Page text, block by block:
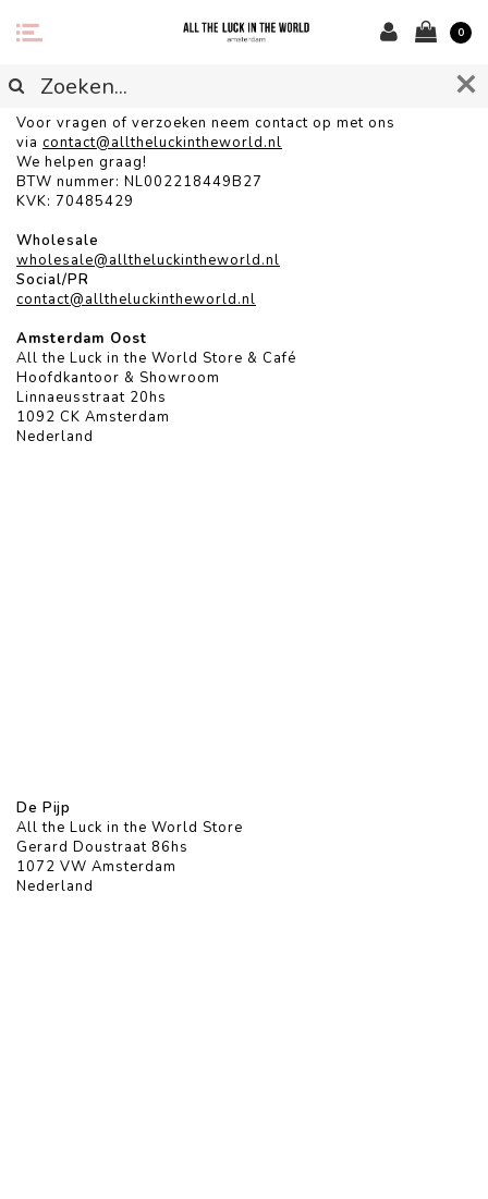
0
CONTACT
Voor vragen of verzoeken neem contact op met ons
via contact@alltheluckintheworld.nl
We helpen graag!
BTW nummer: NL002218449B27
KVK: 70485429
Wholesale
wholesale@alltheluckintheworld.nl
Social/PR
contact@alltheluckintheworld.nl
Amsterdam Oost
All the Luck in the World Store & Café
Hoofdkantoor & Showroom
Linnaeusstraat 20hs
1092 CK Amsterdam
Nederland
De Pijp
All the Luck in the World Store
Gerard Doustraat 86hs
1072 VW Amsterdam
Nederland